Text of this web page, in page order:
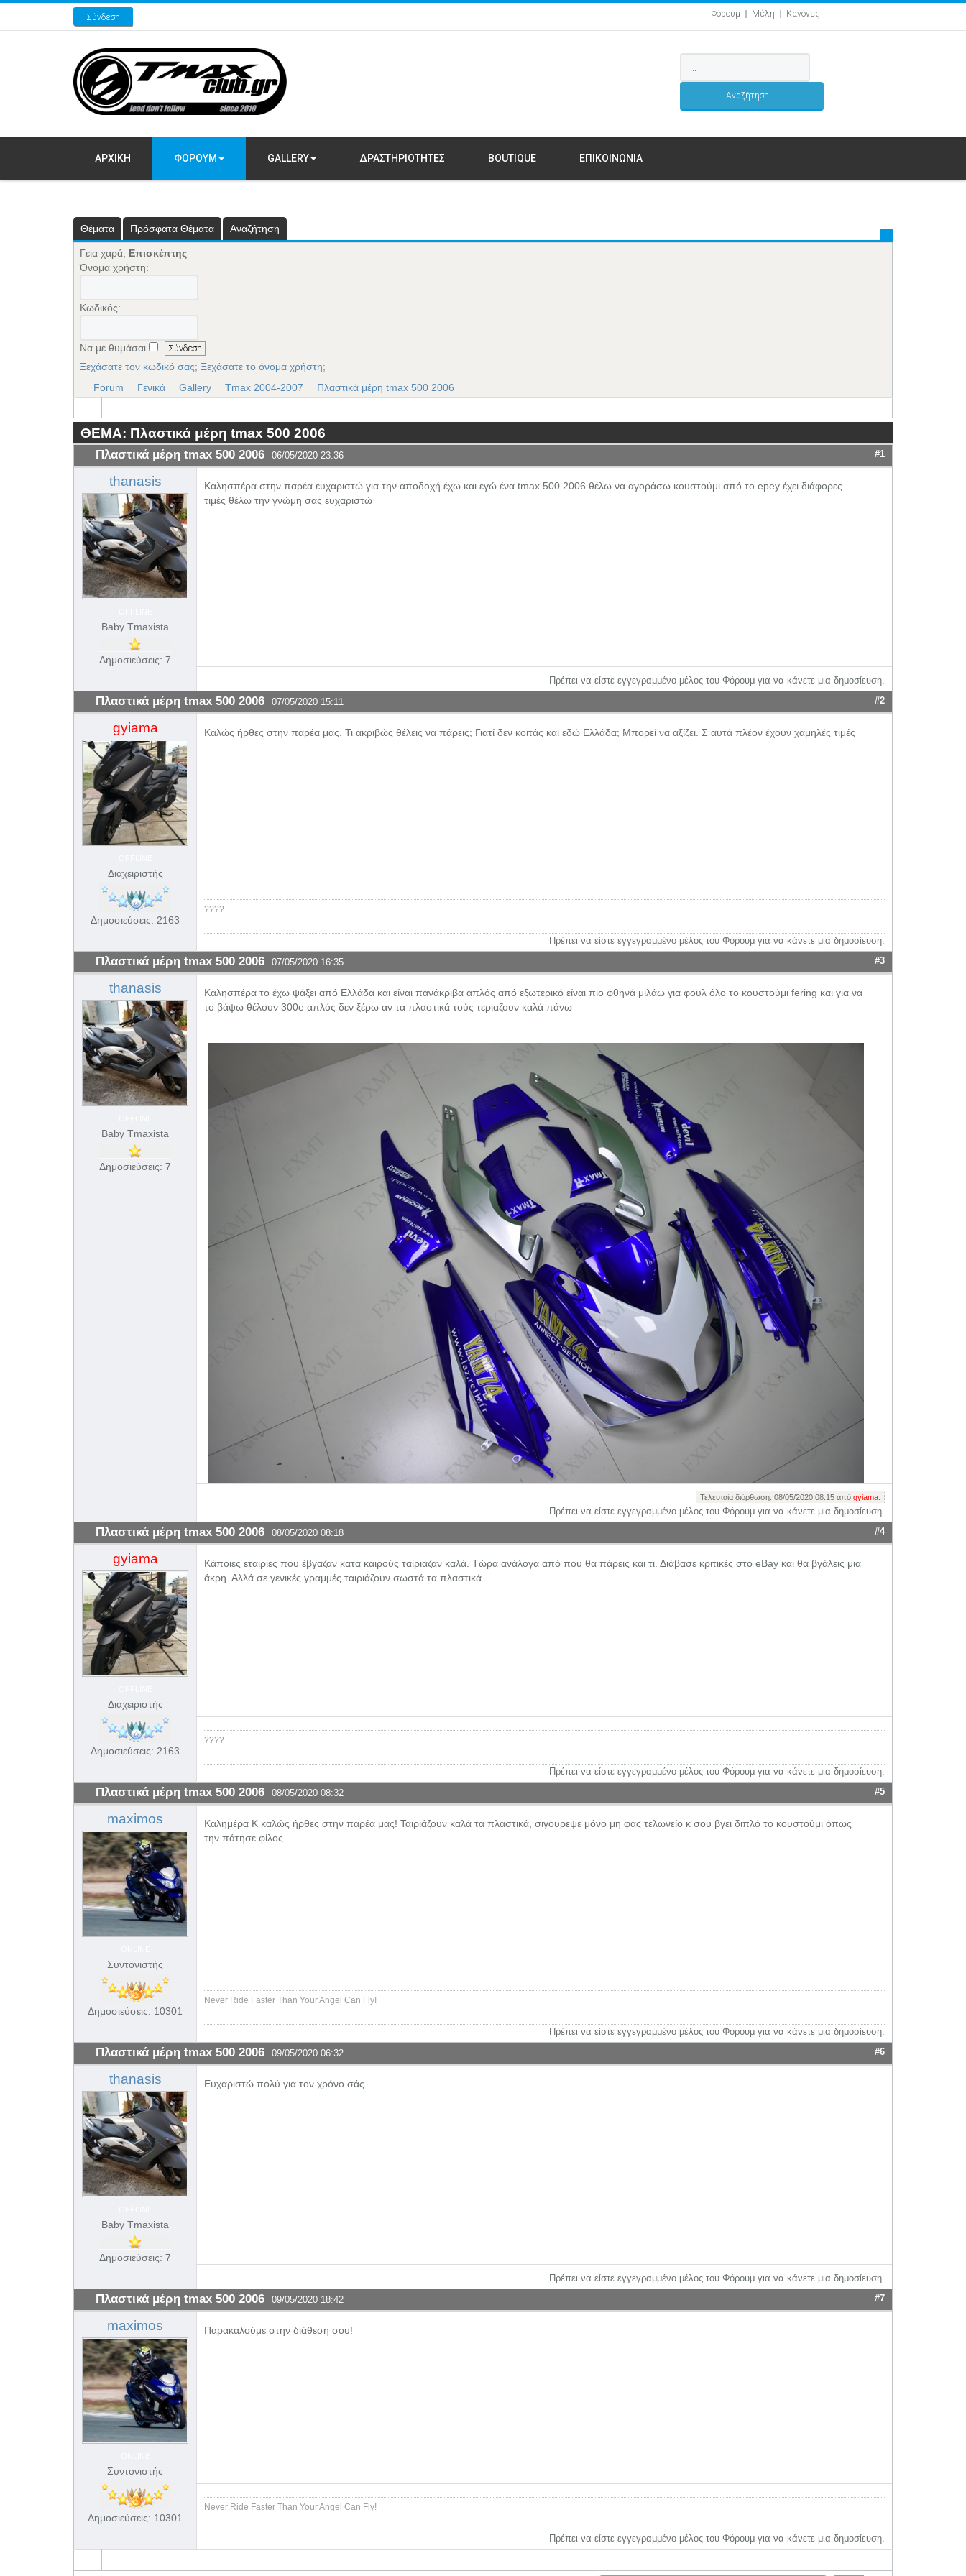
Σύνδεση Φόρουμ Μέλη Κανόνες
ΑΡΧΙΚΗ ΦΟΡΟΥΜ GALLERY ΔΡΑΣΤΗΡΙΟΤΗΤΕΣ BOUTIQUE ΕΠΙΚΟΙΝΩΝΙΑ
Θέματα Πρόσφατα Θέματα Αναζήτηση
Γεια χαρά, Επισκέπτης
Όνομα χρήστη:
Κωδικός:
Να με θυμάσαι
Ξεχάσατε τον κωδικό σας; Ξεχάσατε το όνομα χρήστη;
Forum
Γενικά Gallery Tmax 2004-2007 Πλαστικά μέρη tmax 500 2006
ΘΕΜΑ: Πλαστικά μέρη tmax 500 2006
Πλαστικά μέρη tmax 500 2006 06/05/2020 23:36 #1
thanasis
Baby Tmaxista
Δημοσιεύσεις: 7
Καλησπέρα στην παρέα ευχαριστώ για την αποδοχή έχω και εγώ ένα tmax 500 2006 θέλω να αγοράσω κουστούμι από το epey έχει διάφορες
τιμές θέλω την γνώμη σας ευχαριστώ
Πρέπει να είστε εγγεγραμμένο μέλος του Φόρουμ για να κάνετε μια δημοσίευση.
Πλαστικά μέρη tmax 500 2006 07/05/2020 15:11 #2
gyiama
Διαχειριστής
Δημοσιεύσεις: 2163
Καλώς ήρθες στην παρέα μας. Τι ακριβώς θέλεις να πάρεις; Γιατί δεν κοιτάς και εδώ Ελλάδα; Μπορεί να αξίζει. Σ αυτά πλέον έχουν χαμηλές τιμές
????
Πρέπει να είστε εγγεγραμμένο μέλος του Φόρουμ για να κάνετε μια δημοσίευση.
Πλαστικά μέρη tmax 500 2006 07/05/2020 16:35 #3
thanasis
Baby Tmaxista
Δημοσιεύσεις: 7
Καλησπέρα το έχω ψάξει από Ελλάδα και είναι πανάκριβα απλός από εξωτερικό είναι πιο φθηνά μιλάω για φουλ όλο το κουστούμι fering και για να
το βάψω θέλουν 300e απλός δεν ξέρω αν τα πλαστικά τούς τεριαζουν καλά πάνω
Τελευταία διόρθωση: 08/05/2020 08:15 από gyiama
Πρέπει να είστε εγγεγραμμένο μέλος του Φόρουμ για να κάνετε μια δημοσίευση.
Πλαστικά μέρη tmax 500 2006 08/05/2020 08:18 #4
gyiama
Διαχειριστής
Δημοσιεύσεις: 2163
Κάποιες εταιρίες που έβγαζαν κατα καιρούς ταίριαζαν καλά. Τώρα ανάλογα από που θα πάρεις και τι. Διάβασε κριτικές στο eBay και θα βγάλεις μια
άκρη. Αλλά σε γενικές γραμμές ταιριάζουν σωστά τα πλαστικά
????
Πρέπει να είστε εγγεγραμμένο μέλος του Φόρουμ για να κάνετε μια δημοσίευση.
Πλαστικά μέρη tmax 500 2006 08/05/2020 08:32 #5
maximos
Συντονιστής
Δημοσιεύσεις: 10301
Καλημέρα Κ καλώς ήρθες στην παρέα μας! Ταιριάζουν καλά τα πλαστικά, σιγουρεψε μόνο μη φας τελωνείο κ σου βγει διπλό το κουστούμι όπως
την πάτησε φίλος...
Never Ride Faster Than Your Angel Can Fly!
Πρέπει να είστε εγγεγραμμένο μέλος του Φόρουμ για να κάνετε μια δημοσίευση.
Πλαστικά μέρη tmax 500 2006 09/05/2020 06:32 #6
thanasis
Baby Tmaxista
Δημοσιεύσεις: 7
Ευχαριστώ πολύ για τον χρόνο σάς
Πρέπει να είστε εγγεγραμμένο μέλος του Φόρουμ για να κάνετε μια δημοσίευση.
Πλαστικά μέρη tmax 500 2006 09/05/2020 18:42 #7
maximos
Συντονιστής
Δημοσιεύσεις: 10301
Παρακαλούμε στην διάθεση σου!
Never Ride Faster Than Your Angel Can Fly!
Πρέπει να είστε εγγεγραμμένο μέλος του Φόρουμ για να κάνετε μια δημοσίευση.